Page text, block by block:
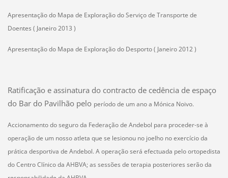
Apresentação do Mapa de Exploração do Serviço de Transporte de
Doentes ( Janeiro 2013 )
Apresentação do Mapa de Exploração do Desporto ( Janeiro 2012 )
Ratificação e assinatura do contracto de cedência de espaço
do Bar do Pavilhão pelo período de um ano a Mónica Noivo.
Accionamento do seguro da Federação de Andebol para proceder-se à
operação de um nosso atleta que se lesionou no joelho no exercício da
prática desportiva de Andebol. A operação será efectuada pelo ortopedista
do Centro Clínico da AHBVA; as sessões de terapia posteriores serão da